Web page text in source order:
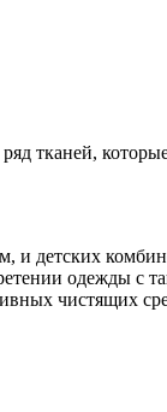
тканей,
и детских
одежды с
чистящих